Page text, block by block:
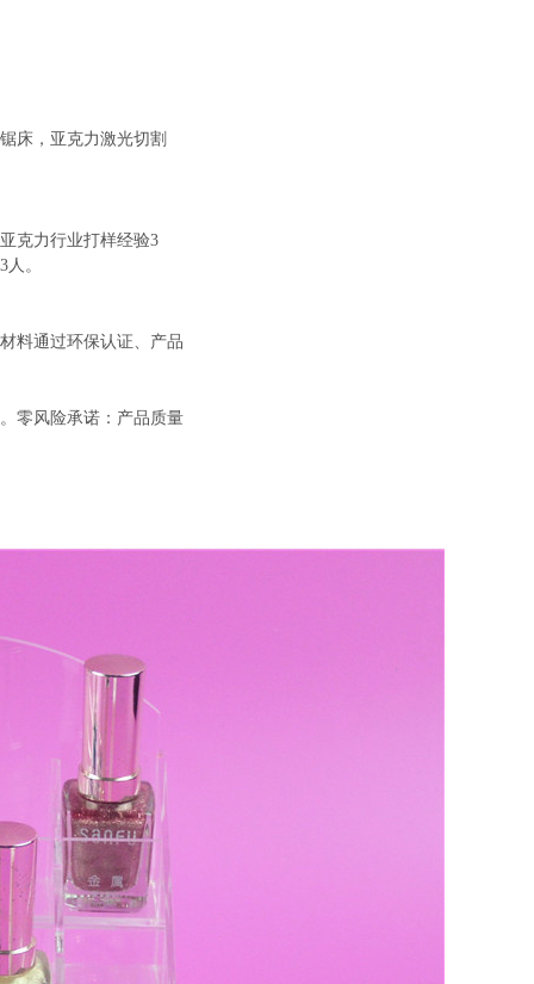
床，亚克力激光切割
克力行业打样经验3
。
料通过环保认证、产品
零风险承诺：产品质量